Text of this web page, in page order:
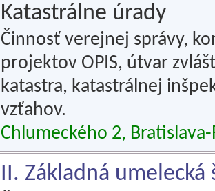
Katastrálne úrady
Činnosť verejnej správy,
projektov OPIS, útvar
katastra, katastrálnej
vzťahov.
Chlumeckého 2,
II. Základná umelecká